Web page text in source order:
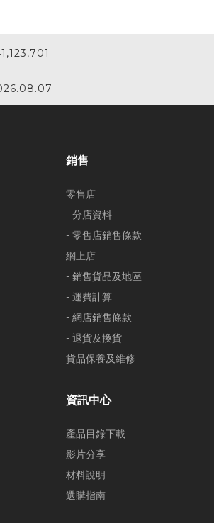
銷售
零售店
- 分店資料
- 零售店銷售條款
網上店
- 銷售貨品及地區
- 運費計算
- 網店銷售條款
- 退貨及換貨
貨品保養及維修
資訊中心
產品目錄下載
影片分享
材料說明
選購指南